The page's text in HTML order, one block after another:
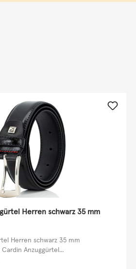
Herren schwarz 35 mm
Herren schwarz 35 mm
Anzuggürtel...